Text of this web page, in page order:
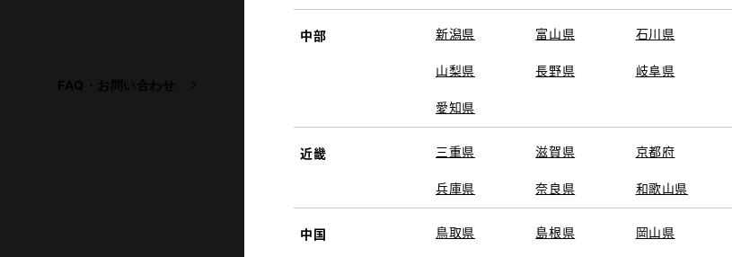
中部 新潟県 富山県 石川県
山梨県 長野県 岐阜県
愛知県
近畿 三重県 滋賀県 京都府
兵庫県 奈良県 和歌山県
中国 鳥取県 島根県 岡山県
FAQ・お問い合わせ
トヨタイムズ トヨタ中古車オンラインストア
クルマ買取
トヨタレンタカー ト